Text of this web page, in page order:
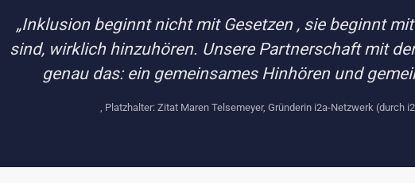
„Inklusion beginnt nicht mit Gesetzen , sie beginnt
sind, wirklich hinzuhören. Unsere Partnerschaft mit
genau das: ein gemeinsames Hinhören und
, Platzhalter: Zitat Maren Telsemeyer, Gründerin i2a-Netzwerk (durch